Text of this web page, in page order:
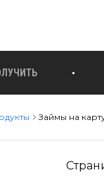
Займы на